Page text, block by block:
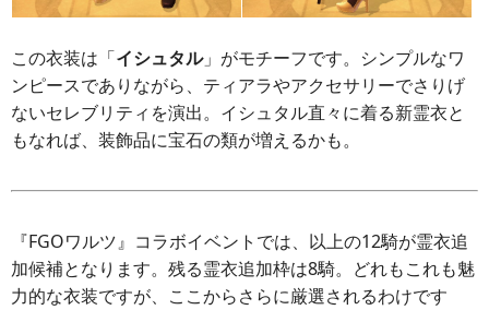
この衣装は「イシュタル」がモチーフです。シンプルなワ
ンピースでありながら、ティアラやアクセサリーでさりげ
ないセレブリティを演出。イシュタル直々に着る新霊衣と
もなれば、装飾品に宝石の類が増えるかも。
『FGOワルツ』コラボイベントでは、以上の12騎が霊衣追
加候補となります。残る霊衣追加枠は8騎。どれもこれも魅
力的な衣装ですが、ここからさらに厳選されるわけです